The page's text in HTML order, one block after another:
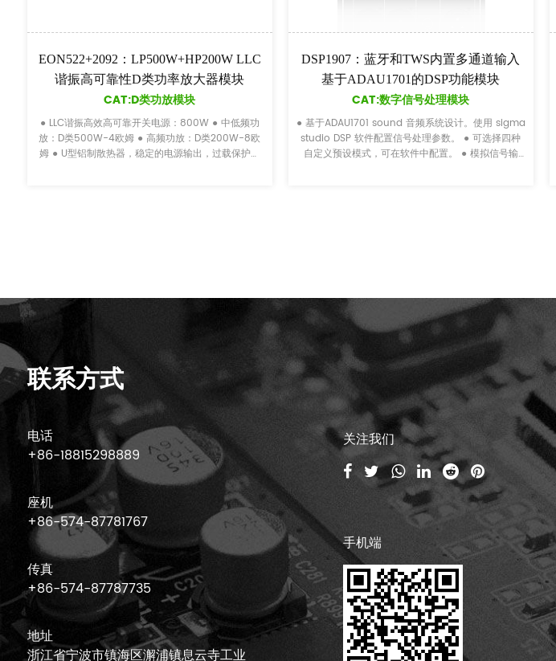
：蓝牙和TWS内置多通道输入
基于ADAU1701的DSP功能模块
CAT:数字信号处理模块
于ADAU1701 sound 音频系统设计。使用 sigma
DSP 软件配置信号处理参数。 ● 可选择四种
定义预设模式，可在软件中配置。 ● 模拟信号输
SUB12-2.1+2B：双声道麦进混音2.1或2.2
声道线阵音箱功能模块
CAT:线阵音箱功能模块
● 模拟信号输入：2*Balanced XLR/TRS combo 非
平衡 RCA，立体声 3.5 毫米插孔 2*非平衡TRS-麦克
风信号 ● 模拟信号输出：2*Balance...
● 模拟信
麦克风
信号 ● 模
联系方式
电话
+86-18815298889
座机
+86-574-87781767
传真
+86-574-87787735
地址
浙江省宁波市镇海区澥浦镇息云寺工业
关注我们
手机端